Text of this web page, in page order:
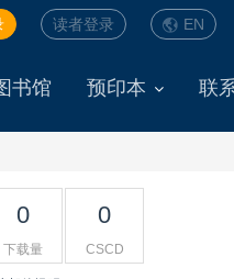
EN
读者登录
书馆 预印本 联
0
下载量
0
CSCD